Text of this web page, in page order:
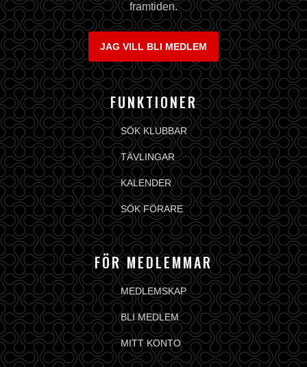
framtiden.
JAG VILL BLI MEDLEM
FUNKTIONER
SÖK KLUBBAR
TÄVLINGAR
KALENDER
SÖK FÖRARE
FÖR MEDLEMMAR
MEDLEMSKAP
BLI MEDLEM
MITT KONTO